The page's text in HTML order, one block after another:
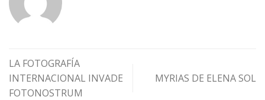
LA FOTOGRAFÍA
INTERNACIONAL INVADE
FOTONOSTRUM
MYRIAS DE ELENA SOL